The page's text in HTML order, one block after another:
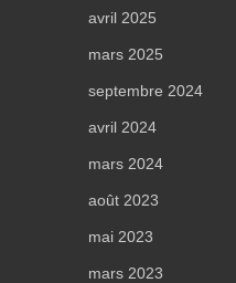
avril 2025
mars 2025
septembre 2024
avril 2024
mars 2024
août 2023
mai 2023
mars 2023